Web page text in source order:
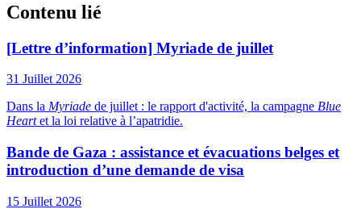
Contenu lié
[Lettre d’information] Myriade de juillet
31 Juillet 2026
Dans la Myriade de juillet : le rapport d'activité, la campagne Blue
Heartet la loi relative à l’apatridie.
Bande de Gaza : assistance et évacuations belges et
introduction d’une demande de visa
15 Juillet 2026